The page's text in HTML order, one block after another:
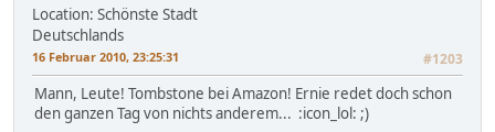
Location: Schönste Stadt
Deutschlands
16 Februar 2010, 23:25:31 #1203
Mann, Leute! Tombstone bei Amazon! Ernie redet doch schon
den ganzen Tag von nichts anderem... :icon_lol: ;)